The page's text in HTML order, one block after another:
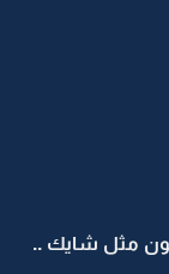
مثل شايك ..